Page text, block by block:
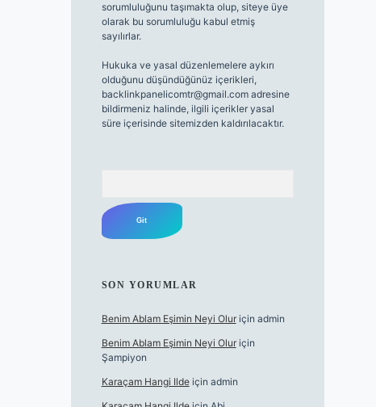
sorumluluğunu taşımakta olup, siteye üye
olarak bu sorumluluğu kabul etmiş
sayılırlar.
Hukuka ve yasal düzenlemelere aykırı
olduğunu düşündüğünüz içerikleri,
backlinkpanelicomtr@gmail.comadresine
bildirmeniz halinde, ilgili içerikler yasal
süre içerisinde sitemizden kaldırılacaktır.
SON YORUMLAR
Benim Ablam Eşimin Neyi Oluriçin admin
Benim Ablam Eşimin Neyi Oluriçin
Şampiyon
Karaçam Hangi Ildeiçin admin